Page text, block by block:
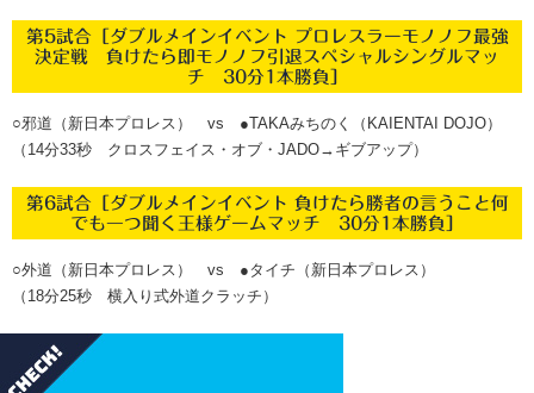
第5試合［ダブルメインイベント プロレスラーモノノフ最強
決定戦 負けたら即モノノフ引退スペシャルシングルマッ
チ 30分1本勝負］
○邪道（新日本プロレス） vs ●TAKAみちのく（KAIENTAI DOJO）
（14分33秒 クロスフェイス・オブ・JADO→ギブアップ）
第6試合［ダブルメインイベント 負けたら勝者の言うこと何
でも一つ聞く王様ゲームマッチ 30分1本勝負］
○外道（新日本プロレス） vs ●タイチ（新日本プロレス）
（18分25秒 横入り式外道クラッチ）